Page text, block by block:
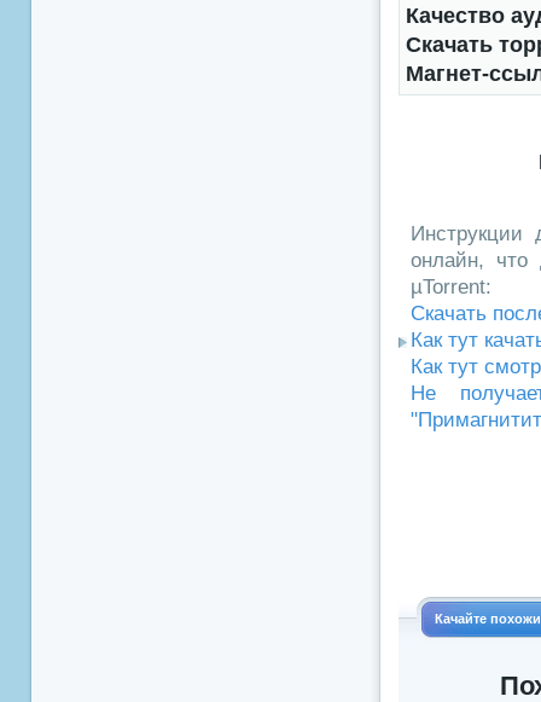
Качество
Скачать
Магнет-
Инструкции
онлайн, что
µTorrent:
Скачать
Как тут
Как тут
Не
Качайте